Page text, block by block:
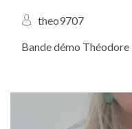
theo9707
Bande démo